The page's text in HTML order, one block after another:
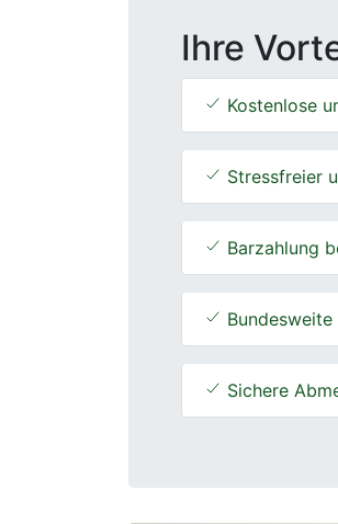
Ihre
Kostenlose
Stressfreier
Barzahlung
Sichere